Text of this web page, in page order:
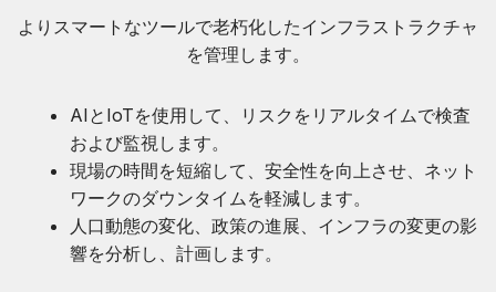
よりスマートなツールで老朽化したインフラストラクチャ
を管理します。
AIとIoTを使用して、リスクをリアルタイムで検査
および監視します。
現場の時間を短縮して、安全性を向上させ、ネット
ワークのダウンタイムを軽減します。
人口動態の変化、政策の進展、インフラの変更の影
響を分析し、計画します。